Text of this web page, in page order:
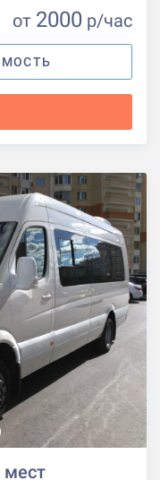
от 2000 р/час
мест